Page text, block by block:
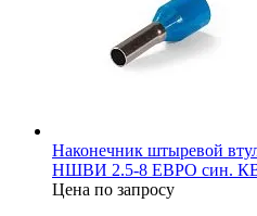
Наконечник штыревой
НШВИ 2.5-8 ЕВРО син.
Цена по запросу